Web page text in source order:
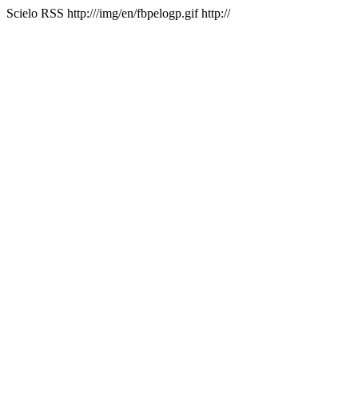
Scielo RSS http:///img/en/fbpelogp.gif http://